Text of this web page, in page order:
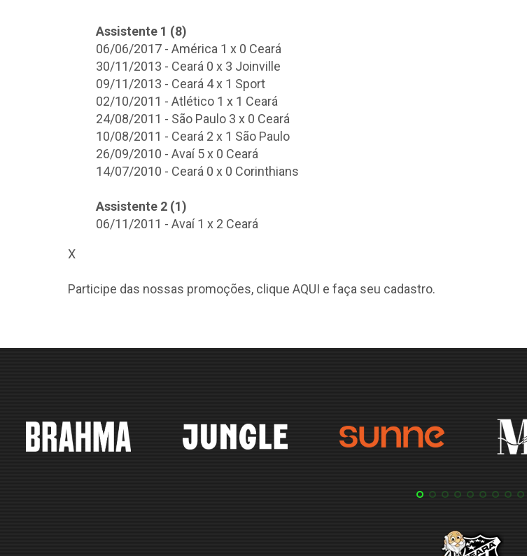
Assistente 1 (8)
06/06/2017 - América 1 x 0 Ceará
30/11/2013 - Ceará 0 x 3 Joinville
09/11/2013 - Ceará 4 x 1 Sport
02/10/2011 - Atlético 1 x 1 Ceará
24/08/2011 - São Paulo 3 x 0 Ceará
10/08/2011 - Ceará 2 x 1 São Paulo
26/09/2010 - Avaí 5 x 0 Ceará
14/07/2010 - Ceará 0 x 0 Corinthians
Assistente 2 (1)
06/11/2011 - Avaí 1 x 2 Ceará
X
Participe das nossas promoções, clique AQUI e faça seu cadastro.